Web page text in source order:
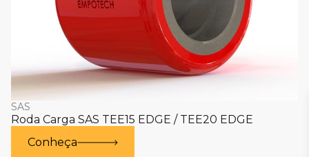
SAS
Roda Carga SAS TEE15 EDGE / TEE20 EDGE
Conheça